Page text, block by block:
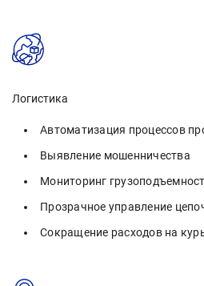
Логистика
Автоматизация процессов
Выявление мошенничества
Мониторинг
Прозрачное управление
Сокращение расходов на